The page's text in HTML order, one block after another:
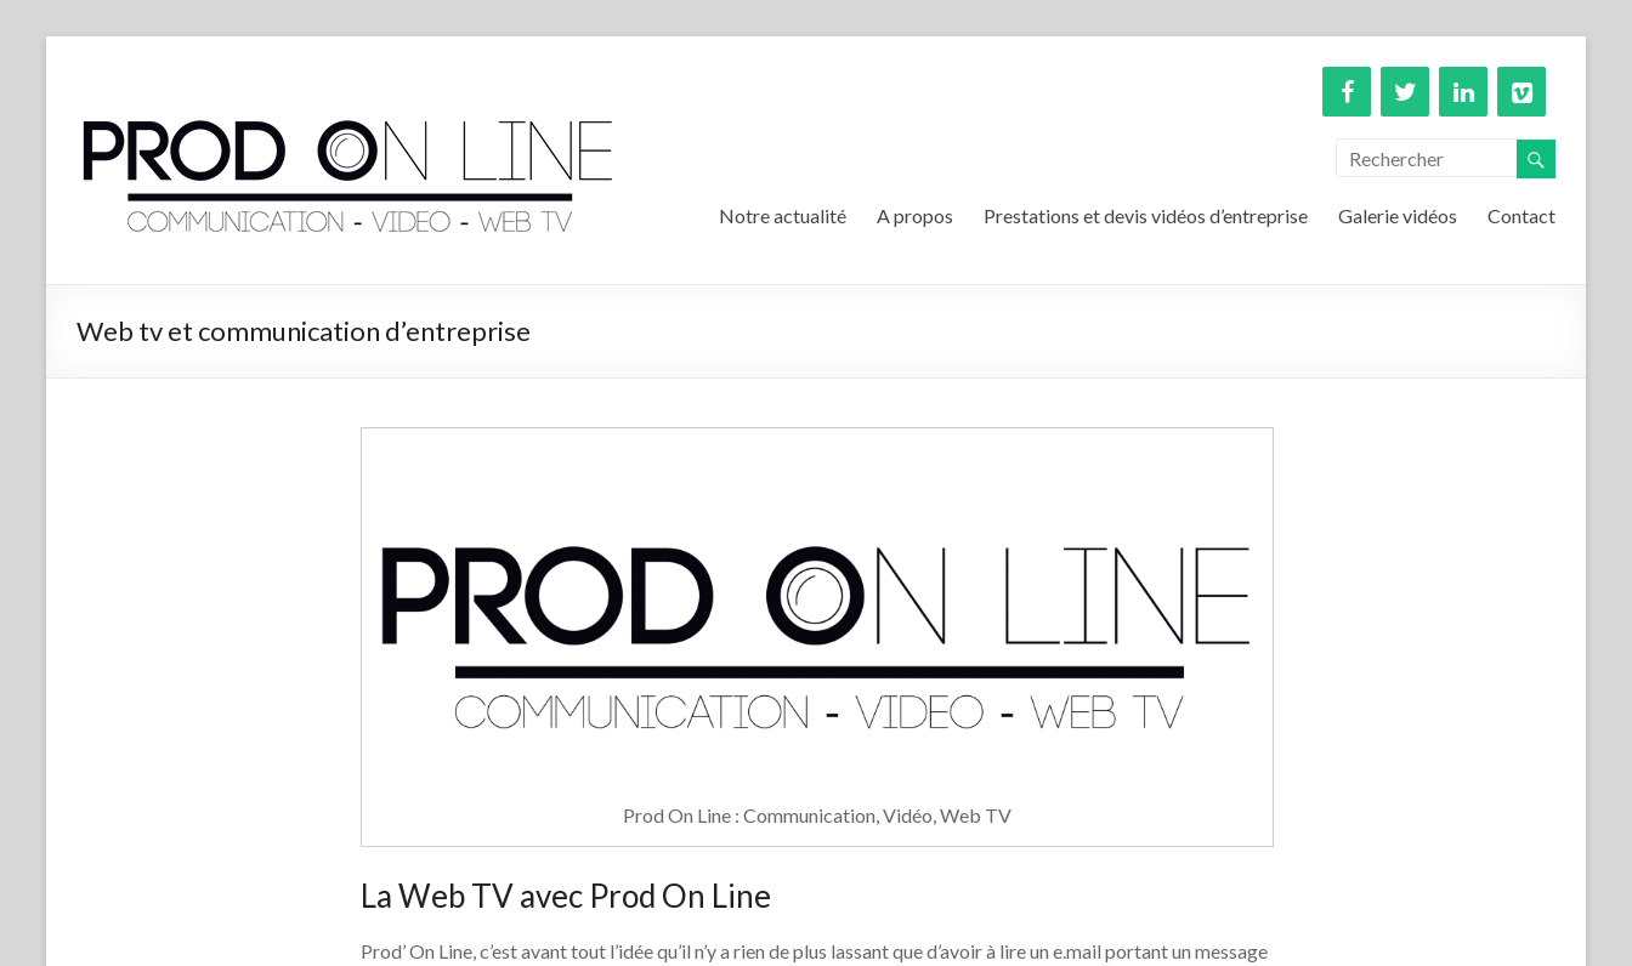
Notre actualité A propos Prestations et devis vidéos d’entreprise Galerie vidéos Contact
Web tv et communication d’entreprise
Prod On Line : Communication, Vidéo, Web TV
La Web TV avec Prod On Line
Prod’ On Line, c’est avant tout l’idée qu’il n’y a rien de plus lassant que d’avoir à lire un e.mail portant un message